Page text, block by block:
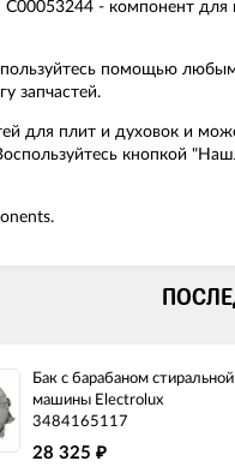
- компонент
помощью
запчастей.
для плит и духовок и
кнопкой
Бак с барабаном стиральной
машины Electrolux
3484165117
28 325 ₽